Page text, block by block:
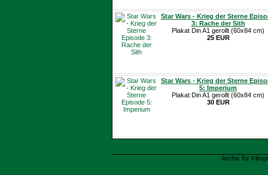
Star Wars - Krieg der Sterne
3: Rache der Sith
Plakat Din A1 gerollt (60x84 cm)
25 EUR
Star Wars - Krieg der Sterne
5: Imperium
Plakat Din A1 gerollt (60x84 cm)
30 EUR
Archiv für